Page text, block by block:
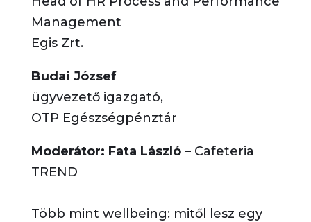
Management
Egis Zrt.
Budai József
ügyvezető igazgató,
OTP Egészségpénztár
Moderátor: Fata László– Cafeteria
TREND
Több mint wellbeing: mitől lesz egy